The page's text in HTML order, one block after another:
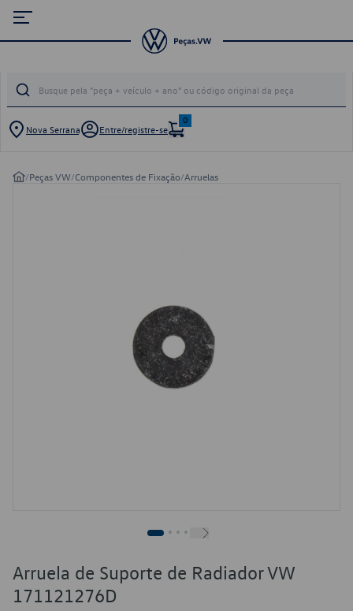
Nova Serrana Entre/registre-se
0
/Peças VW/Componentes de Fixação/Arruelas
Arruela de Suporte de Radiador VW
171121276D